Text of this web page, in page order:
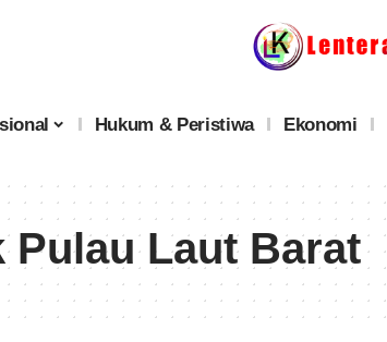
Hukum & Peristiwa Ekonomi
Pulau Laut Barat